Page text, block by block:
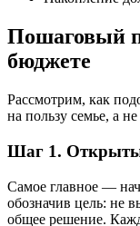
Пошаговый
бюджете
Рассмотрим, как
на пользу семье, а
Шаг 1.
Самое главное —
обозначив цель: не
общее решение.